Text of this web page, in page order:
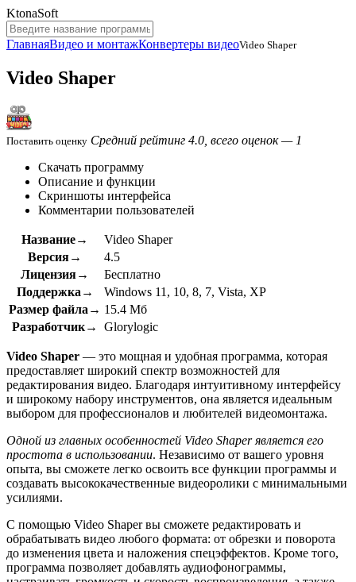
KtonaSoft
ГлавнаяВидео и монтажКонвертеры видеоVideo Shaper
Video Shaper
Поставить оценку Средний рейтинг 4.0, всего оценок — 1
Скачать программу
Описание и функции
Скриншоты интерфейса
Комментарии пользователей
Название→
Video Shaper
Версия→
4.5
Лицензия→
Бесплатно
Поддержка→
Windows 11, 10, 8, 7, Vista, XP
Размер файла→ 15.4 Мб
Разработчик→
Glorylogic
Video Shaper — это мощная и удобная программа, которая
предоставляет широкий спектр возможностей для
редактирования видео. Благодаря интуитивному интерфейсу
и широкому набору инструментов, она является идеальным
выбором для профессионалов и любителей видеомонтажа.
Одной из главных особенностей Video Shaper является его
простота в использовании. Независимо от вашего уровня
опыта, вы сможете легко освоить все функции программы и
создавать высококачественные видеоролики с минимальными
усилиями.
С помощью Video Shaper вы сможете редактировать и
обрабатывать видео любого формата: от обрезки и поворота
до изменения цвета и наложения спецэффектов. Кроме того,
программа позволяет добавлять аудиофонограммы,